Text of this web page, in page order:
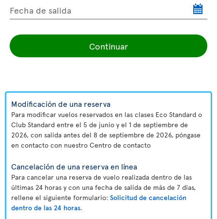
Fecha de salida
Continuar
Modificación de una reserva
Para modificar vuelos reservados en las clases Eco Standard o
Club Standard entre el 5 de junio y el 1 de septiembre de
2026, con salida antes del 8 de septiembre de 2026, póngase
en contacto con nuestro Centro de contacto
Cancelación de una reserva en línea
Para cancelar una reserva de vuelo realizada dentro de las
últimas 24 horas y con una fecha de salida de más de 7 días,
rellene el siguiente formulario: Solicitud de cancelación
dentro de las 24 horas.